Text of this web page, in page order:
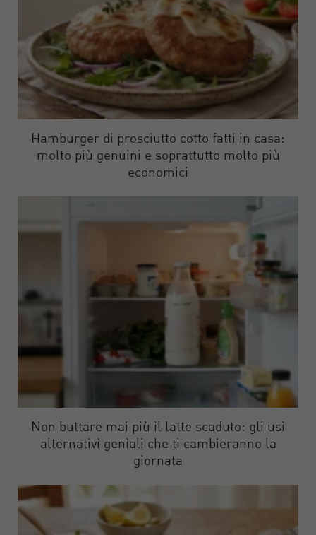
Hamburger di prosciutto cotto fatti in casa:
molto più genuini e soprattutto molto più
economici
Non buttare mai più il latte scaduto: gli usi
alternativi geniali che ti cambieranno la
giornata